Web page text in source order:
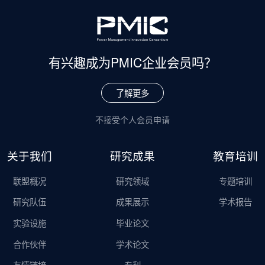
有兴趣成为PMIC企业会员吗？
了解更多
不接受个人会员申请
关于我们
联盟概况
研究队伍
实验设施
合作伙伴
研究成果
研究领域
成果展示
毕业论文
学术论文
教育培训
专题培训
学术报告